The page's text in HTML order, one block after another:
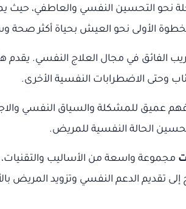
نحو التحسين النفسي والعاطفي، حيث
الأولى نحو العيش بحياة أكثر صحة
الفائق في مجال العلاج النفسي. يقدم
وحتى الاضطرابات النفسية الأخرى.
عميق للمشكلة والسياق النفسي
الحالة النفسية للمريض.
مجموعة واسعة من الأساليب والتقنيات،
تقديم الدعم النفسي وتزويد المريض